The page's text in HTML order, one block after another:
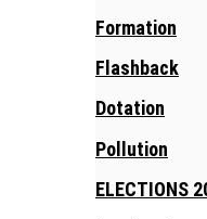
Formation
Flashback
Dotation
Pollution
ELECTIONS